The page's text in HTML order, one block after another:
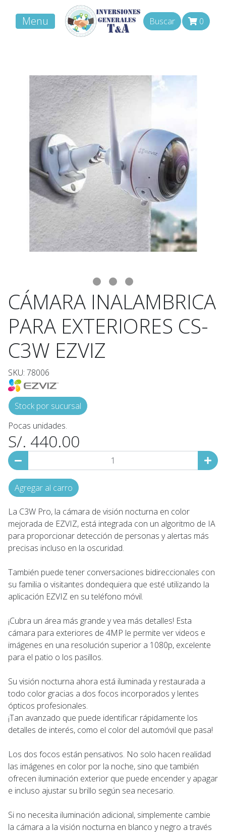
Menu Buscar 0
CÁMARA INALAMBRICA
PARA EXTERIORES CS-
C3W EZVIZ
SKU: 78006
Stock por sucursal
Pocas unidades.
S/. 440.00
Agregar al carro
La C3W Pro, la cámara de visión nocturna en color
mejorada de EZVIZ, está integrada con un algoritmo de IA
para proporcionar detección de personas y alertas más
precisas incluso en la oscuridad.
También puede tener conversaciones bidireccionales con
su familia o visitantes dondequiera que esté utilizando la
aplicación EZVIZ en su teléfono móvil.
¡Cubra un área más grande y vea más detalles! Esta
cámara para exteriores de 4MP le permite ver videos e
imágenes en una resolución superior a 1080p, excelente
para el patio o los pasillos.
Su visión nocturna ahora está iluminada y restaurada a
todo color gracias a dos focos incorporados y lentes
ópticos profesionales.
¡Tan avanzado que puede identificar rápidamente los
detalles de interés, como el color del automóvil que pasa!
Los dos focos están pensativos. No solo hacen realidad
las imágenes en color por la noche, sino que también
ofrecen iluminación exterior que puede encender y apagar
e incluso ajustar su brillo según sea necesario.
Si no necesita iluminación adicional, simplemente cambie
la cámara a la visión nocturna en blanco y negro a través